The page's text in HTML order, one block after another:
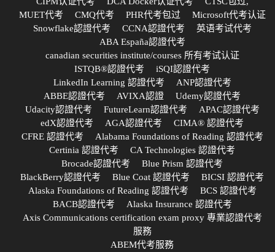
MUET代考
CMQ代考 PHR代考包过
Microsoft代考认证
Snowflake認證代考
CCNA認證代考
英语考试代考
ABA España認證代考
canadian securities institute/courses 所有考试认证
ISTQB®認證代考
iSQI認證代考
LinkedIn Learning 認證代考
ANP認證代考
ABBE認證代考
AVIXA認證
Udemy認證代考
Udacity認證代考
FutureLearn認證代考
APAC認證代考
edX認證代考
AGA認證代考
CIMA® 認證代考
CFRE 認證代考
Alabama Foundations of Reading 認證代考
Certinia 認證代考
CA Technologies 認證代考
Brocade認證代考
Blue Prism 認證代考
BlackBerry認證代考
Blue Coat 認證代考
BICSI 認證代考
Alaska Foundations of Reading 認證代考
BCS 認證代考
BACB認證代考
Alaska Insurance 認證代考
Axis Communications certification exam proxy 專業認證代考
服務
ABEM代考服務